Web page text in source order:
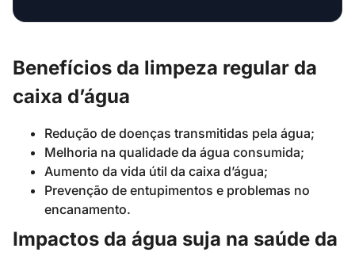
Benefícios da limpeza regular da
caixa d’água
Redução de doenças transmitidas pela água;
Melhoria na qualidade da água consumida;
Aumento da vida útil da caixa d’água;
Prevenção de entupimentos e problemas no
encanamento.
Impactos da água suja na saúde da